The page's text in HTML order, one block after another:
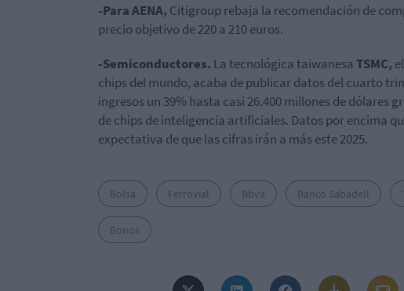
-Para AENA, Citigroup rebaja la recomendación de
precio objetivo de 220 a 210 euros.
-Semiconductores. La tecnológica taiwanesa TSMC,
chips del mundo, acaba de publicar datos del cuarto
ingresos un 39% hasta casi 26.400 millones de dólares
de chips de inteligencia artificiales. Datos por encima
expectativa de que las cifras irán a más este 2025.
Bolsa Ferrovial Bbva Banco Sabadell
Bonos